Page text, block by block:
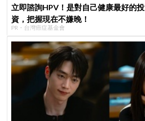
立即諮詢HPV！是對自己健康最好的投
資，把握現在不嫌晚！
PR・台灣癌症基金會